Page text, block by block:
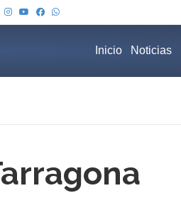
Inicio Noticias